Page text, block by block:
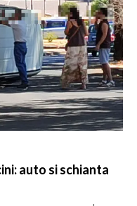
auto si schianta